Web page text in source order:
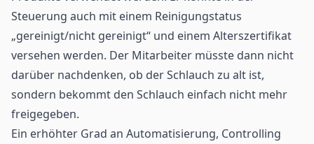
Steuerung auch mit einem Reinigungstatus
„gereinigt/nicht gereinigt“ und einem Alterszertifikat
versehen werden. Der Mitarbeiter müsste dann nicht
darüber nachdenken, ob der Schlauch zu alt ist,
sondern bekommt den Schlauch einfach nicht mehr
freigegeben.
Ein erhöhter Grad an Automatisierung, Controlling